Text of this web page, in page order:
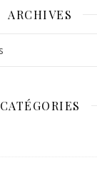
ARCHIVES
CATÉGORIES